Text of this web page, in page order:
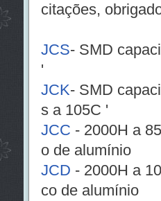
citações,
JCS- SMD
'
JCK- SMD
s a 105C '
JCC - 2000H a
o de alumínio
JCD - 2000H a
co de alumínio